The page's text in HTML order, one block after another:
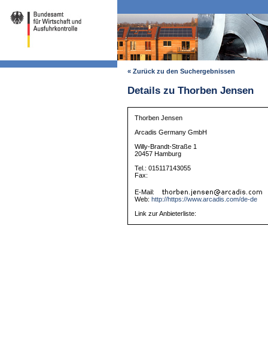
« Zurück zu den Suchergebnissen
Details zu Thorben Jensen
Thorben Jensen
Arcadis Germany GmbH
Willy-Brandt-Straße 1
20457 Hamburg
Tel.: 015117143055
Fax:
E-Mail:
Web: http://https://www.arcadis.com/de-de
Link zur Anbieterliste: